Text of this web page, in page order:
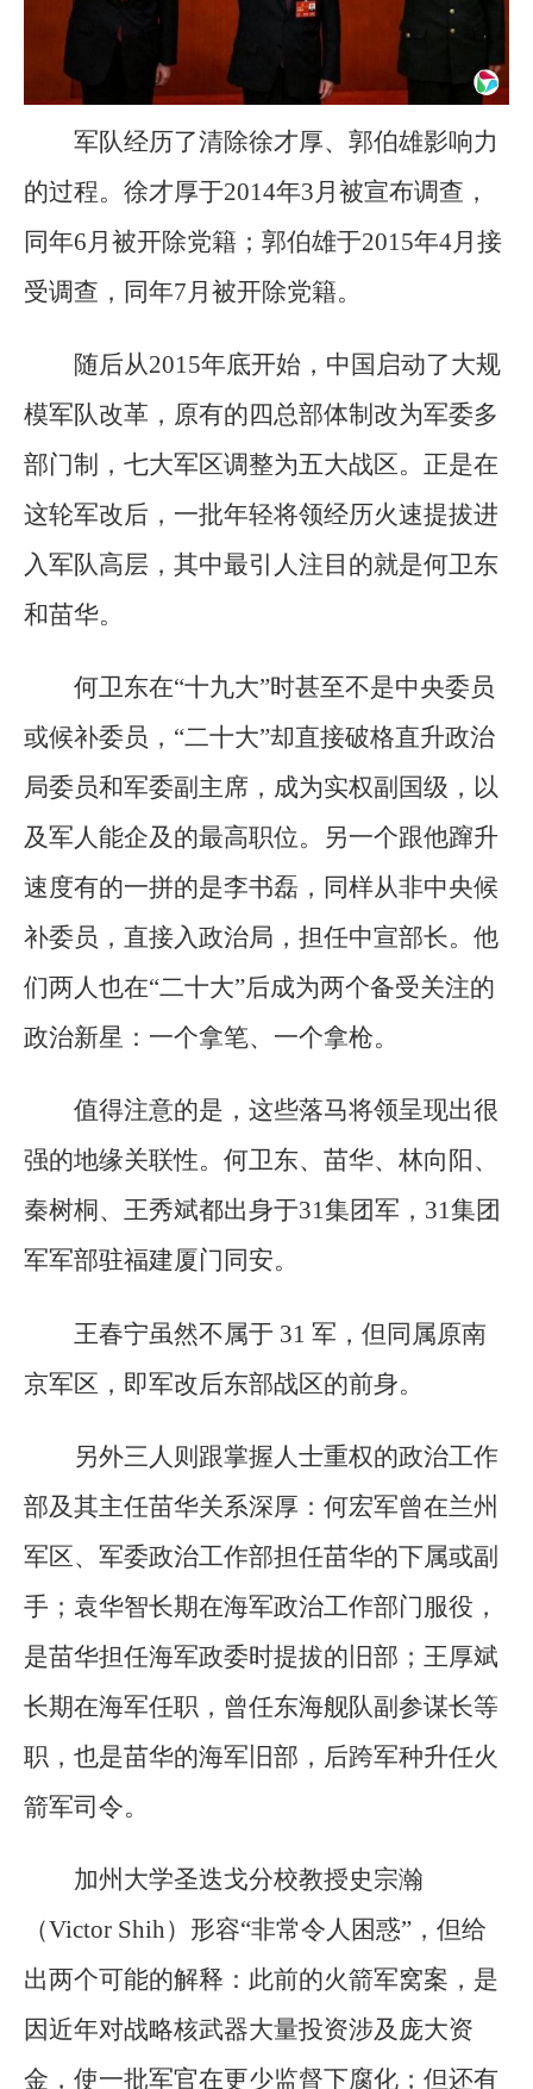
军队经历了清除徐才厚、郭伯雄影响力
的过程。徐才厚于2014年3月被宣布调查，
同年6月被开除党籍；郭伯雄于2015年4月接
受调查，同年7月被开除党籍。
随后从2015年底开始，中国启动了大规
模军队改革，原有的四总部体制改为军委多
部门制，七大军区调整为五大战区。正是在
这轮军改后，一批年轻将领经历火速提拔进
入军队高层，其中最引人注目的就是何卫东
和苗华。
何卫东在“十九大”时甚至不是中央委员
或候补委员，“二十大”却直接破格直升政治
局委员和军委副主席，成为实权副国级，以
及军人能企及的最高职位。另一个跟他蹿升
速度有的一拼的是李书磊，同样从非中央候
补委员，直接入政治局，担任中宣部长。他
们两人也在“二十大”后成为两个备受关注的
政治新星：一个拿笔、一个拿枪。
值得注意的是，这些落马将领呈现出很
强的地缘关联性。何卫东、苗华、林向阳、
秦树桐、王秀斌都出身于31集团军，31集团
军军部驻福建厦门同安。
王春宁虽然不属于 31 军，但同属原南
京军区，即军改后东部战区的前身。
另外三人则跟掌握人士重权的政治工作
部及其主任苗华关系深厚：何宏军曾在兰州
军区、军委政治工作部担任苗华的下属或副
手；袁华智长期在海军政治工作部门服役，
是苗华担任海军政委时提拔的旧部；王厚斌
长期在海军任职，曾任东海舰队副参谋长等
职，也是苗华的海军旧部，后跨军种升任火
箭军司令。
加州大学圣迭戈分校教授史宗瀚
（Victor Shih）形容“非常令人困惑”，但给
出两个可能的解释：此前的火箭军窝案，是
因近年对战略核武器大量投资涉及庞大资
金，使一批军官在更少监督下腐化；但还有